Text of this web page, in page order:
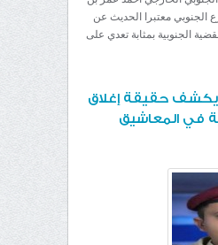
الجنوبي معتبرا الحديث عن
الجنوبية بمثابة تعدي على
يكشف حقيقة إغلاق
في المعاشيق